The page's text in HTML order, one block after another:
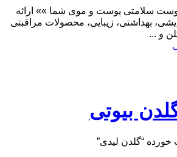
سلامتی پوست و موی شما »» ارائه
بهداشتی، زیبایی، محصولات مراقبتی
و ...
“گلدن لیدی”